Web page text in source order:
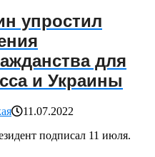
упростил
для
и Украины
11.07.2022
подписал 11 июля.